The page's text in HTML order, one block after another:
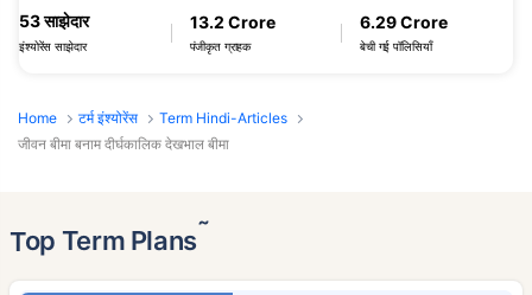
53 साझेदार
इंश्योरेंस साझेदार
13.2 Crore
पंजीकृत ग्राहक
6.29 Crore
बेची गई पॉलिसियाँ
Home टर्म इंश्योरेंस
Term Hindi-Articles
जीवन बीमा बनाम दीर्घकालिक देखभाल बीमा
Top Term Plans˜